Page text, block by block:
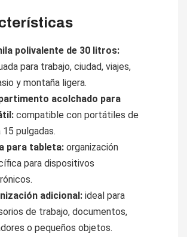
polivalente de 30 litros:
para trabajo, ciudad, viajes,
y montaña ligera.
acolchado para
compatible con portátiles de
15 pulgadas.
para tableta: organización
para dispositivos
adicional: ideal para
de trabajo, documentos,
o pequeños objetos.